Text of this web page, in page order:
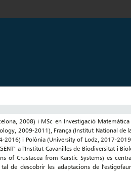
2008) i MSc en Investigació
2009-2011), França (Institut National de
2016) i Polònia (University of Lodz, 2017-
a l'Institut Cavanilles de Biodiversitat i
of Crustacea from Karstic Systems) es
de descobrir les adaptacions de